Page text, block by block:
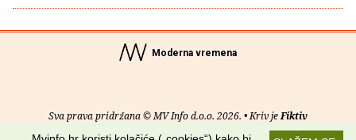
Moderna vremena
Sva prava pridržana © MV Info d.o.o. 2026. • Kriv jeFiktiv